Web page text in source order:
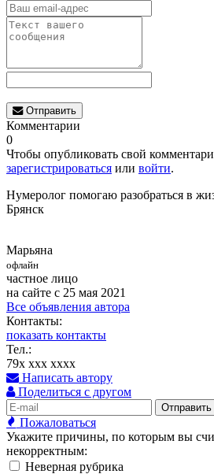
Отправить
Комментарии
0
Чтобы опубликовать свой
зарегистрироваться или войти.
Нумеролог помогаю разобраться в
Брянск
Марьяна
офлайн
частное лицо
на сайте с 25 мая 2021
Все объявления автора
Контакты:
показать контакты
Тел.:
79x xxx xxxx
Написать автору
Поделиться с другом
Отправить
Пожаловаться
Укажите причины, по которым вы
некорректным:
Неверная рубрика